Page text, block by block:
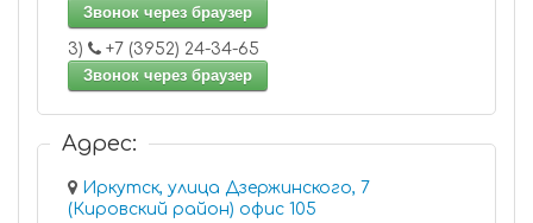
Звонок через браузер
3)
+7 (3952) 24-34-65
Звонок через браузер
Адрес:
Иркутск, улица Дзержинского, 7
(Кировский район) офис 105